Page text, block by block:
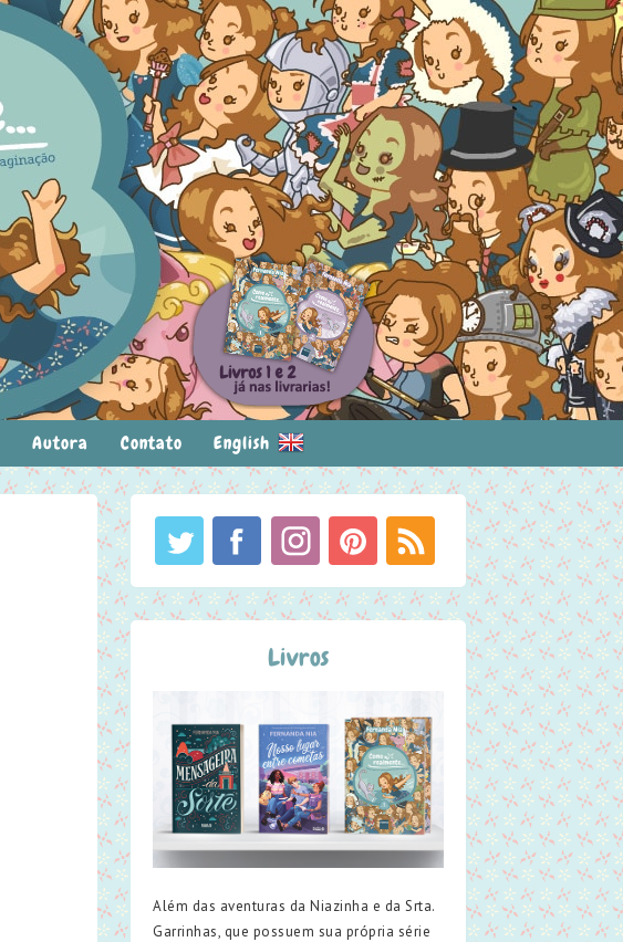
Autora Contato English
Livros
Além das aventuras da Niazinha e da Srta.
Garrinhas, que possuem sua própria série